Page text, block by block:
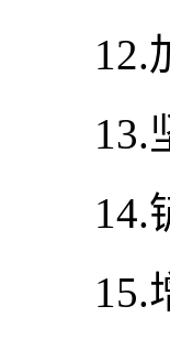
12.加
13.坚
14.铲
15.增